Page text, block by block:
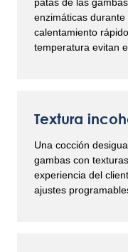
enzimáticas
calentamiento
temperatura evitan
Textura
Una cocción
gambas con
experiencia del
ajustes